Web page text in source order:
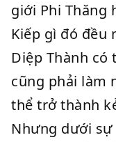
giới Phi Thăng
Kiếp gì đó đều
Diệp Thành
cũng phải làm
thể trở thành
Nhưng dưới sự